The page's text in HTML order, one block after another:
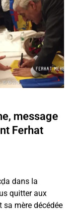
message
Ferhat
dans la
quitter aux
sa mère décédée